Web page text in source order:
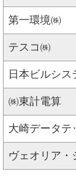
第一環境㈱
テスコ㈱
日本ビルシス
㈱東計電算
大崎データテ
ヴェオリア・